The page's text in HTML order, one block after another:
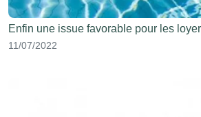
Enfin une issue favorable pour les
11/07/2022